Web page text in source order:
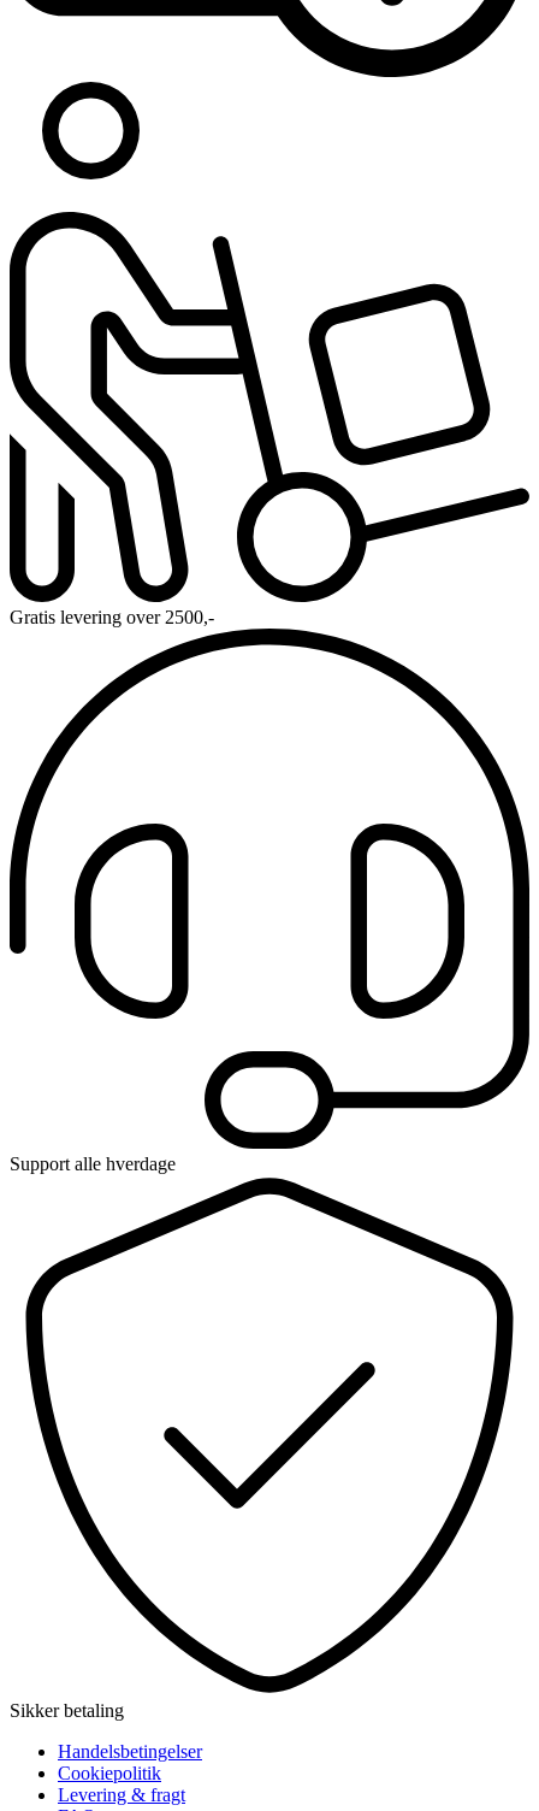
Gratis levering over 2500,-
Support alle hverdage
Sikker betaling
Handelsbetingelser
Cookiepolitik
Levering & fragt